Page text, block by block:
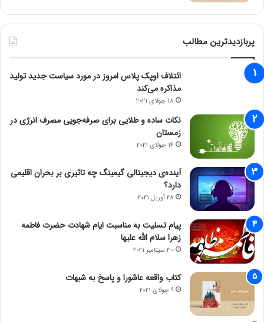
پربازدیدترین مطالب
ائتلاف اوپک پلاس امروز در مورد سیاست جدید تولید
مذاکره می‌کند
18 جولای 2021
نکات ساده و طلایی برای صرفه‌جویی مصرف انرژی در
زمستان
14 جولای 2021
آینده‌ی دیجیتالی گیمینگ چه تاثیری بر بحران اقلیمی
دارد؟
28 آوریل 2021
پیام تسلیت به مناسبت ایام شهادت حضرت فاطمه
زهرا سلام الله علیها
30 سپتامبر 2021
کتاب واقعه عاشورا و پاسخ به شبهات
9 جولای 2021